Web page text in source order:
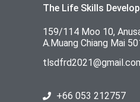
The Life Skills
159/114 Moo 10,
A.Muang Chiang Mai
+66 053 212757